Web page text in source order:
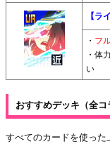
【ラ
・ フ
・体
い
おすすめデッキ（全コ
すべてのカードを使った